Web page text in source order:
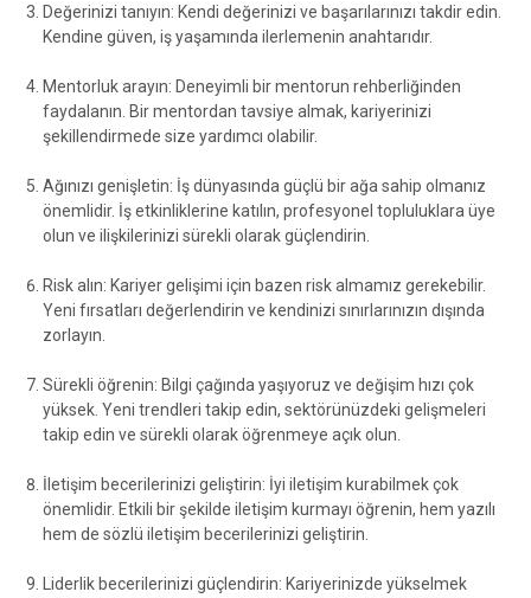
Değerinizi tanıyın: Kendi değerinizi ve başarılarınızı takdir edin.
Kendine güven, iş yaşamında ilerlemenin anahtarıdır.
Mentorluk arayın: Deneyimli bir mentorun rehberliğinden
faydalanın. Bir mentordan tavsiye almak, kariyerinizi
şekillendirmede size yardımcı olabilir.
Ağınızı genişletin: İş dünyasında güçlü bir ağa sahip olmanız
önemlidir. İş etkinliklerine katılın, profesyonel topluluklara üye
olun ve ilişkilerinizi sürekli olarak güçlendirin.
Risk alın: Kariyer gelişimi için bazen risk almamız gerekebilir.
Yeni fırsatları değerlendirin ve kendinizi sınırlarınızın dışında
zorlayın.
Sürekli öğrenin: Bilgi çağında yaşıyoruz ve değişim hızı çok
yüksek. Yeni trendleri takip edin, sektörünüzdeki gelişmeleri
takip edin ve sürekli olarak öğrenmeye açık olun.
İletişim becerilerinizi geliştirin: İyi iletişim kurabilmek çok
önemlidir. Etkili bir şekilde iletişim kurmayı öğrenin, hem yazılı
hem de sözlü iletişim becerilerinizi geliştirin.
Liderlik becerilerinizi güçlendirin: Kariyerinizde yükselmek